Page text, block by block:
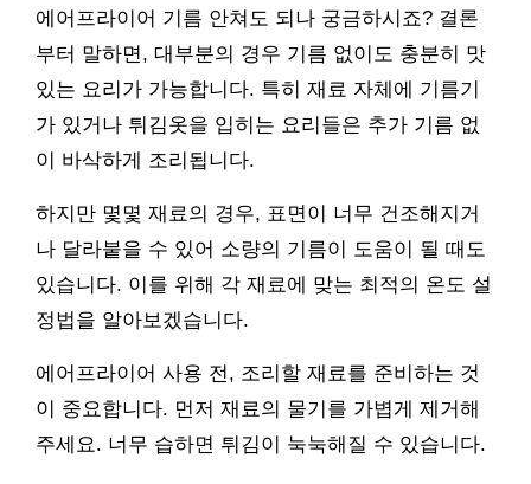
에어프라이어 기름 안쳐도 되나 궁금하시죠? 결론
부터 말하면, 대부분의 경우 기름 없이도 충분히 맛
있는 요리가 가능합니다. 특히 재료 자체에 기름기
가 있거나 튀김옷을 입히는 요리들은 추가 기름 없
이 바삭하게 조리됩니다.
하지만 몇몇 재료의 경우, 표면이 너무 건조해지거
나 달라붙을 수 있어 소량의 기름이 도움이 될 때도
있습니다. 이를 위해 각 재료에 맞는 최적의 온도 설
정법을 알아보겠습니다.
에어프라이어 사용 전, 조리할 재료를 준비하는 것
이 중요합니다. 먼저 재료의 물기를 가볍게 제거해
주세요. 너무 습하면 튀김이 눅눅해질 수 있습니다.